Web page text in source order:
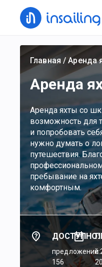
Главная /Аренда
Аренда
Аренда яхты со
возможность для
и попробовать
нужно думать о
путешествия.
пребывание на
комфортным.
ДОСТУПНО:
предложений:
156
c